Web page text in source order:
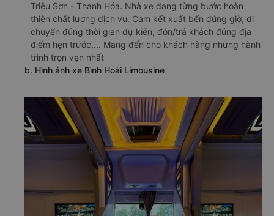
Triệu Sơn - Thanh Hóa. Nhà xe đang từng bước hoàn
thiện chất lượng dịch vụ. Cam kết xuất bến đúng giờ, di
chuyển đúng thời gian dự kiến, đón/trả khách đúng địa
điểm hẹn trước,... Mang đến cho khách hàng những hành
trình trọn vẹn nhất
b. Hình ảnh xe Bình Hoài Limousine